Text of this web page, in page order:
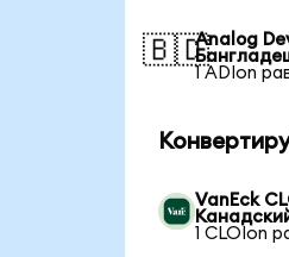
🇧🇩Analog
1 ADIon
VanEck
1 CLOIon